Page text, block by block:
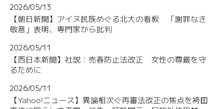
2026/05/13
【朝日新聞】アイヌ民族めぐる北大の看板 「謝罪なき
敬意」表明、専門家から批判
2026/05/11
【西日本新聞】社説：売春防止法改正 女性の尊厳を守
るために
2026/05/11
【Yahoo!ニュース】異論相次ぐ再審法改正の焦点を袴田